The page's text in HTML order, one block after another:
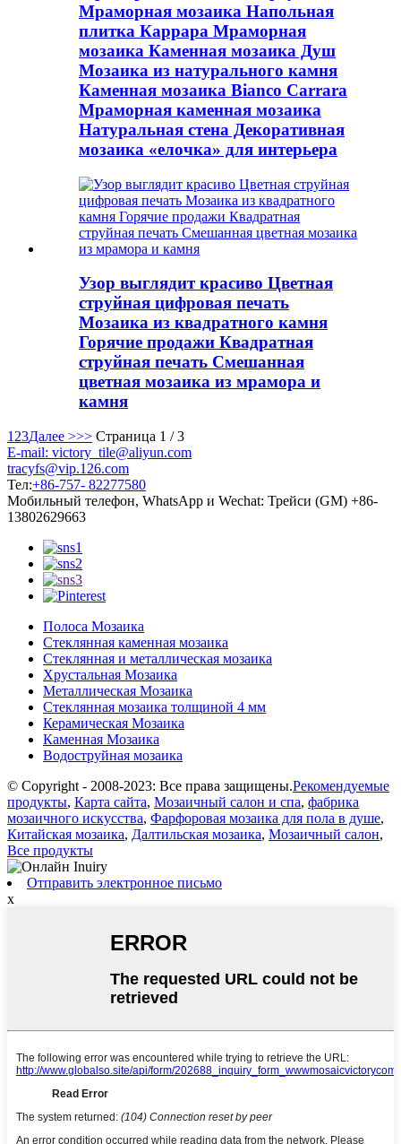
Мраморная мозаика Напольная
плитка Каррара Мраморная
мозаика Каменная мозаика Душ
Мозаика из натурального камня
Каменная мозаика Bianco Carrara
Мраморная каменная мозаика
Натуральная стена Декоративная
мозаика «елочка» для интерьера
Узор выглядит красиво Цветная
струйная цифровая печать
Мозаика из квадратного камня
Горячие продажи Квадратная
струйная печать Смешанная
цветная мозаика из мрамора и
камня
1 23Далее >>> Страница 1 / 3
E-mail: victory_tile@aliyun.com
tracyfs@vip.126.com
Тел:+86-757- 82277580
Мобильный телефон, WhatsApp и Wechat: Трейси (GM) +86-
13802629663
Полоса Мозаика
Стеклянная каменная мозаика
Стеклянная и металлическая мозаика
Хрустальная Мозаика
Металлическая Мозаика
Стеклянная мозаика толщиной 4 мм
Керамическая Мозаика
Каменная Мозаика
Водоструйная мозаика
© Copyright - 2008-2023: Все права защищены.Рекомендуемые
продукты, Карта сайта, Мозаичный салон и спа, фабрика
мозаичного искусства, Фарфоровая мозаика для пола в душе,
Китайская мозаика, Далтильская мозаика, Мозаичный салон,
Все продукты
Отправить электронное письмо
x